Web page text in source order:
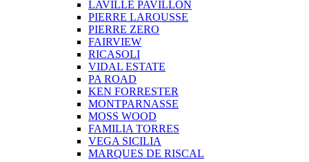
LAVILLE PAVILLON
PIERRE LAROUSSE
PIERRE ZERO
FAIRVIEW
RICASOLI
VIDAL ESTATE
PA ROAD
KEN FORRESTER
MONTPARNASSE
MOSS WOOD
FAMILIA TORRES
VEGA SICILIA
MARQUES DE RISCAL